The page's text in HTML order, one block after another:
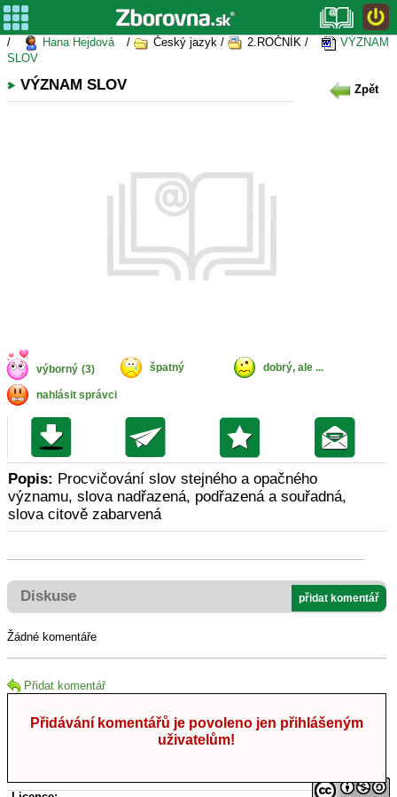
/ Hana Hejdová / Český jazyk / 2.ROČNÍK /
VÝZNAM
SLOV
VÝZNAM SLOV Zpět
výborný (3) špatný dobrý, ale ...
nahlásit správci
Popis: Procvičování slov stejného a opačného
významu, slova nadřazená, podřazená a souřadná,
slova citově zabarvená
Diskuse přidat komentář
Žádné komentáře
Přidat komentář
Přidávání komentářů je povoleno jen přihlášeným
uživatelům!